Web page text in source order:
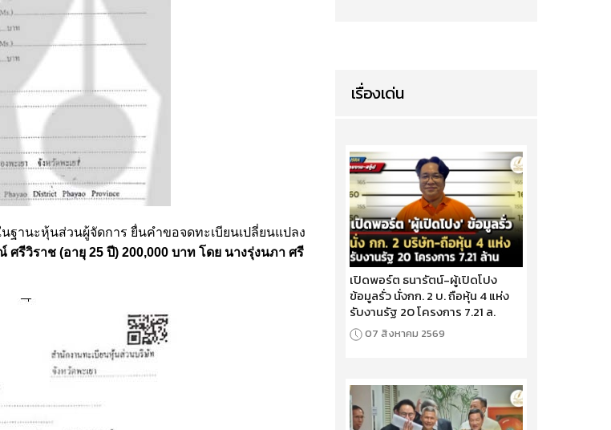
านะหุ้นส่วนผู้จัดการ ยื่นคำขอจดทะเบียนเปลี่ยนแปลง
รีวิราช (อายุ 25 ปี) 200,000 บาท โดย นางรุ่งนภา ศรี
เรื่องเด่น
เปิดพอร์ต ธนารัตน์-ผู้เปิดโปง
ข้อมูลรั่ว นั่งกก. 2 บ. ถือหุ้น 4 แห่ง
รับงานรัฐ 20 โครงการ 7.21 ล.
07 สิงหาคม 2569